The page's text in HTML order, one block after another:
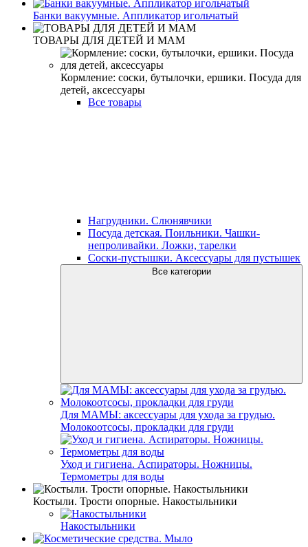
Банки вакуумные. Аппликатор игольчатый
ТОВАРЫ ДЛЯ ДЕТЕЙ И МАМ
Кормление: соски, бутылочки, ершики. Посуда для
детей, аксессуары
Все товары
Нагрудники. Слюнявчики
Посуда детская. Поильники. Чашки-
непроливайки. Ложки, тарелки
Соски-пустышки. Аксессуары для пустышек
Все категории
Для МАМЫ: аксессуары для ухода за грудью.
Молокоотсосы, прокладки для груди
Уход и гигиена. Аспираторы. Ножницы.
Термометры для воды
Костыли. Трости опорные. Накостыльники
Накостыльники